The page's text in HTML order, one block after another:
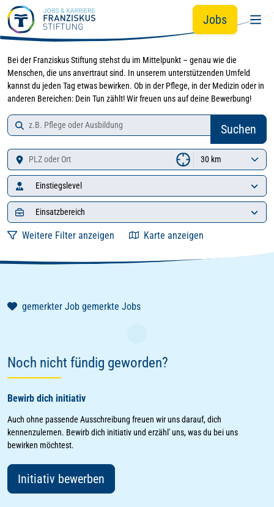
Zur Jobsuche springen Zum Hauptinhalt springen
Jobs
Bei der Franziskus Stiftung stehst du im Mittelpunkt – genau wie die
Menschen, die uns anvertraut sind. In unserem unterstützenden Umfeld
kannst du jeden Tag etwas bewirken. Ob in der Pflege, in der Medizin oder in
anderen Bereichen: Dein Tun zählt! Wir freuen uns auf deine Bewerbung!
Job-Suche
Suchen
Standort
Zu den Suchergebnissen springen
Einstiegslevel
Einsatzbereich
Weitere Filter anzeigen Karte anzeigen
gemerkter Job gemerkte Jobs
Noch nicht fündig geworden?
Bewirb dich initiativ
Auch ohne passende Ausschreibung freuen wir uns darauf, dich
kennenzulernen. Bewirb dich initiativ und erzähl' uns, was du bei uns
bewirken möchtest.
Initiativ bewerben